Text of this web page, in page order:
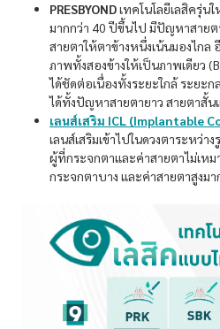
PRESBYONDเทคโนโลยีเลสิครุ่น
มากกว่า 40 ปีขึ้นไป มีปัญหาสายต
สายตาให้ตาข้างหนึ่งเน้นมองไกล
ภาพทั้งสองข้างให้เป็นภาพเดียว
ได้ชัดต่อเนื่องทั้งระยะใกล้ ระยะก
ได้ทั้งปัญหาสายตายาว สายตาสั้น
เลนส์เสริม ICL (Implantable
เลนส์เสริมเข้าไปในดวงตาระหว่า
ผู้ที่กระจกตาและค่าสายตาไม่เห
กระจกตาบาง และค่าสายตาสูงมา